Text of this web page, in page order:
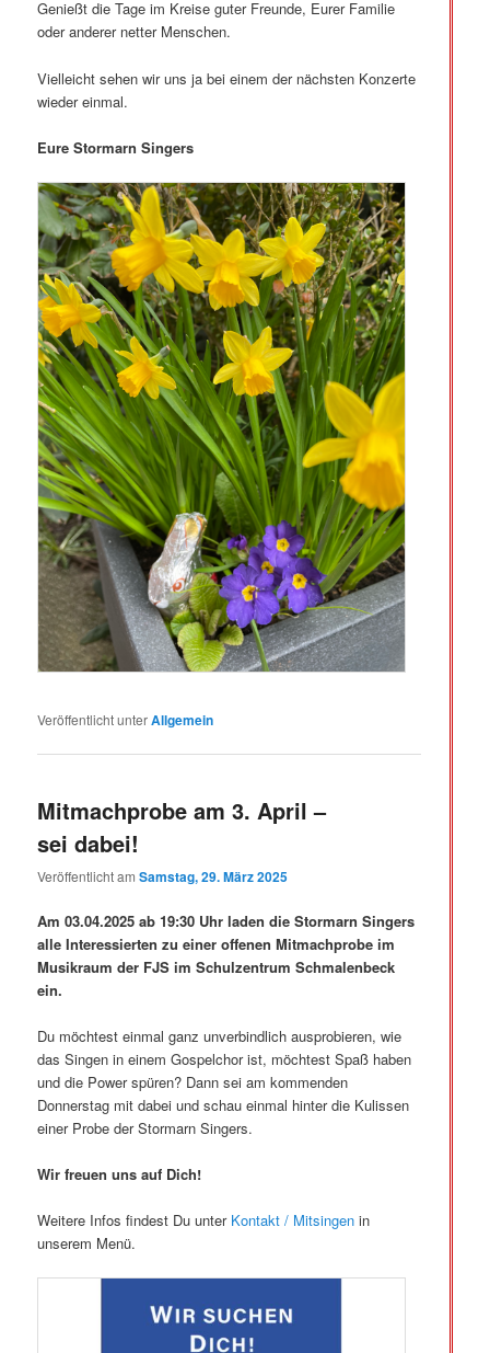
Genießt die Tage im Kreise guter Freunde, Eurer Familie
oder anderer netter Menschen.
Vielleicht sehen wir uns ja bei einem der nächsten Konzerte
wieder einmal.
Eure Stormarn Singers
Veröffentlicht unterAllgemein
Mitmachprobe am 3. April –
sei dabei!
Veröffentlicht amSamstag, 29. März 2025
Am 03.04.2025 ab 19:30 Uhr laden die Stormarn Singers
alle Interessierten zu einer offenen Mitmachprobe im
Musikraum der FJS im Schulzentrum Schmalenbeck
ein.
Du möchtest einmal ganz unverbindlich ausprobieren, wie
das Singen in einem Gospelchor ist, möchtest Spaß haben
und die Power spüren? Dann sei am kommenden
Donnerstag mit dabei und schau einmal hinter die Kulissen
einer Probe der Stormarn Singers.
Wir freuen uns auf Dich!
Weitere Infos findest Du unter Kontakt / Mitsingen in
unserem Menü.